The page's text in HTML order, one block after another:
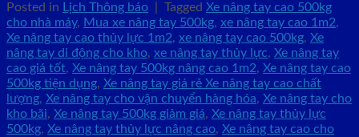
Posted in Lịch Thông báo Tagged Xe nâng tay cao 500kg
cho nhà máy, Mua xe nâng tay 500kg, xe nâng tay cao 1m2,
Xe nâng tay cao thủy lực 1m2, xe nâng tay cao 500kg, Xe
nâng tay di động cho kho, xe nâng tay thủy lực, Xe nâng tay
cao giá tốt, Xe nâng tay 500kg nâng cao 1m2, Xe nâng tay cao
500kg tiện dụng, Xe nâng tay giá rẻ Xe nâng tay cao chất
lượng, Xe nâng tay cho vận chuyển hàng hóa, Xe nâng tay cho
kho bãi, Xe nâng tay 500kg giảm giá, Xe nâng tay thủy lực
500kg, Xe nâng tay thủy lực nâng cao, Xe nâng tay cao cho